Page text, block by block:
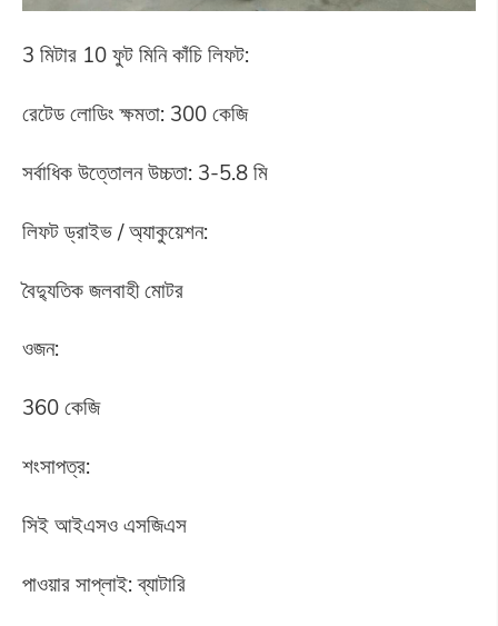
3 মিটার 10 ফুট মিনি কাঁচি লিফট:
রেটেড লোডিং ক্ষমতা: 300 কেজি
সর্বাধিক উত্তোলন উচ্চতা: 3-5.8 মি
লিফট ড্রাইভ / অ্যাকুয়েশন:
বৈদ্যুতিক জলবাহী মোটর
ওজন:
360 কেজি
শংসাপত্র:
সিই আইএসও এসজিএস
পাওয়ার সাপ্লাই: ব্যাটারি